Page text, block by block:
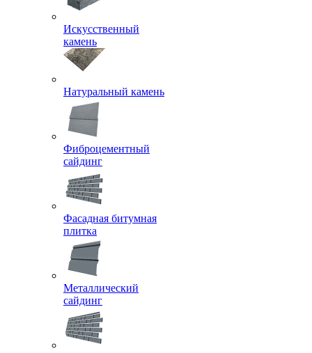
Искусственный
камень
Натуральный камень
Фиброцементный
сайдинг
Фасадная битумная
плитка
Металлический
сайдинг